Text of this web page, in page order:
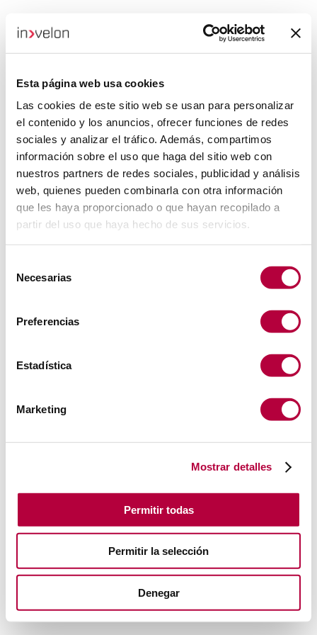
Esta página web usa cookies
Las cookies de este sitio web se usan para personalizar
el contenido y los anuncios, ofrecer funciones de redes
sociales y analizar el tráfico. Además, compartimos
información sobre el uso que haga del sitio web con
nuestros partners de redes sociales, publicidad y análisis
web, quienes pueden combinarla con otra información
que les haya proporcionado o que hayan recopilado a
partir del uso que haya hecho de sus servicios.
Necesarias
Preferencias
Estadística
Marketing
Mostrar detalles
Permitir todas
Permitir la selección
Denegar